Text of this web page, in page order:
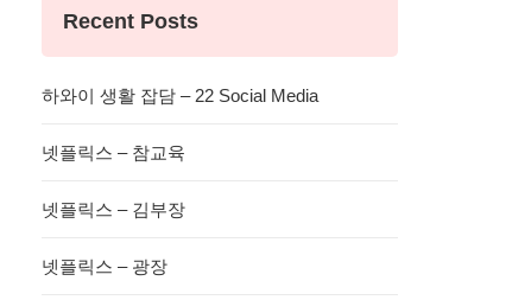
Recent Posts
하와이 생활 잡담 – 22 Social Media
넷플릭스 – 참교육
넷플릭스 – 김부장
넷플릭스 – 광장